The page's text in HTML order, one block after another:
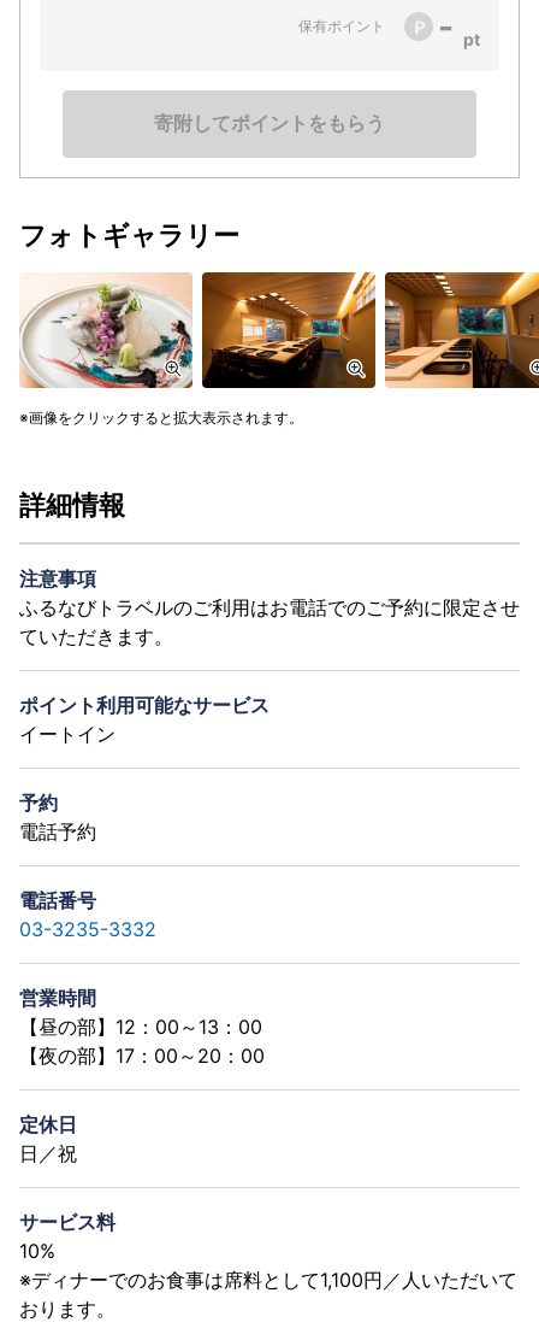
保有ポイント -
寄附してポイントをもらう
フォトギャラリー
画像をクリックすると拡大表示されます。
詳細情報
注意事項
ふるなびトラベルのご利用はお電話でのご予約に限定させ
ていただきます。
ポイント利用可能なサービス
イートイン
予約
電話予約
電話番号
03-3235-3332
営業時間
【昼の部】12：00～13：00
【夜の部】17：00～20：00
定休日
日／祝
サービス料
10%
※ディナーでのお食事は席料として1,100円／人いただいて
おります。